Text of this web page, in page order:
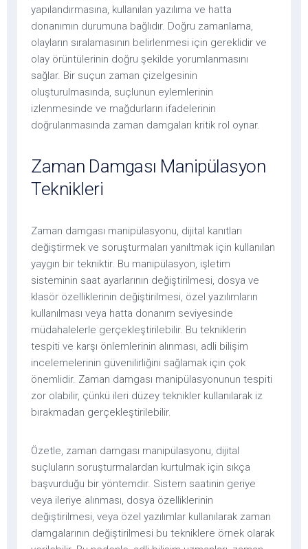
yapılandırmasına, kullanılan yazılıma ve hatta
donanımın durumuna bağlıdır. Doğru zamanlama,
olayların sıralamasının belirlenmesi için gereklidir ve
olay örüntülerinin doğru şekilde yorumlanmasını
sağlar. Bir suçun zaman çizelgesinin
oluşturulmasında, suçlunun eylemlerinin
izlenmesinde ve mağdurların ifadelerinin
doğrulanmasında zaman damgaları kritik rol oynar.
Zaman Damgası Manipülasyon
Teknikleri
Zaman damgası manipülasyonu, dijital kanıtları
değiştirmek ve soruşturmaları yanıltmak için kullanılan
yaygın bir tekniktir. Bu manipülasyon, işletim
sisteminin saat ayarlarının değiştirilmesi, dosya ve
klasör özelliklerinin değiştirilmesi, özel yazılımların
kullanılması veya hatta donanım seviyesinde
müdahalelerle gerçekleştirilebilir. Bu tekniklerin
tespiti ve karşı önlemlerinin alınması, adli bilişim
incelemelerinin güvenilirliğini sağlamak için çok
önemlidir. Zaman damgası manipülasyonunun tespiti
zor olabilir, çünkü ileri düzey teknikler kullanılarak iz
bırakmadan gerçekleştirilebilir.
Özetle, zaman damgası manipülasyonu, dijital
suçluların soruşturmalardan kurtulmak için sıkça
başvurduğu bir yöntemdir. Sistem saatinin geriye
veya ileriye alınması, dosya özelliklerinin
değiştirilmesi, veya özel yazılımlar kullanılarak zaman
damgalarının değiştirilmesi bu tekniklere örnek olarak